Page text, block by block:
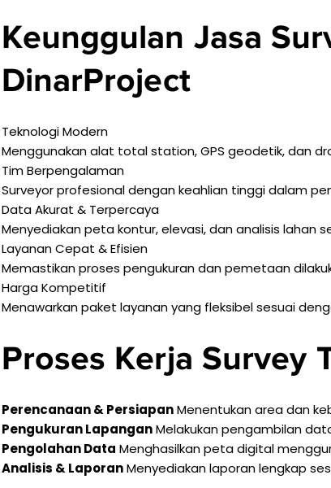
Keunggulan Jasa
DinarProject
Teknologi Modern
Menggunakan alat total station, GPS geodetik, dan
Tim Berpengalaman
Surveyor profesional dengan keahlian tinggi dalam
Data Akurat & Terpercaya
Menyediakan peta kontur, elevasi, dan analisis lahan
Layanan Cepat & Efisien
Memastikan proses pengukuran dan pemetaan
Harga Kompetitif
Menawarkan paket layanan yang fleksibel sesuai
Proses Kerja Survey
Perencanaan & PersiapanMenentukan area dan
Pengukuran LapanganMelakukan pengambilan
Pengolahan Data Menghasilkan peta digital
Analisis & LaporanMenyediakan laporan lengkap